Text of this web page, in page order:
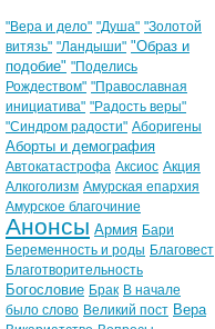
"Вера и дело" "Душа" "Золотой
витязь" "Ландыши" "Образ и
подобие" "Поделись
Рождеством" "Православная
инициатива" "Радость веры"
"Синдром радости" Аборигены
Аборты и демография
Автокатастрофа Аксиос Акция
Алкоголизм Амурская епархия
Амурское благочиние
Анонсы Армия Бари
Беременность и роды Благовест
Благотворительность
Богословие Брак В начале
было слово Великий пост Вера